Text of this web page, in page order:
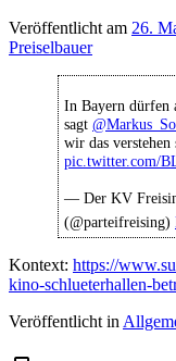
Veröffentlicht am 26.
Preiselbauer
In Bayern dürfen
sagt
wir das verstehen
pic.twitter.com/
— Der KV
(@parteifreising)
Kontext: https://
kino-schlueterhallen-
Veröffentlicht in